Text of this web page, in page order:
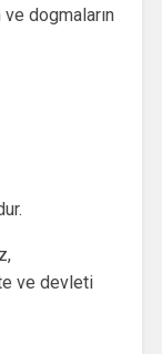
ve dogmaların
ve devleti